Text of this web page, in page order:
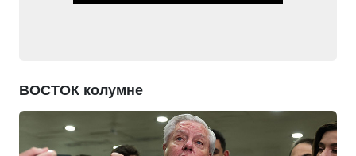
ВОСТОК колумне